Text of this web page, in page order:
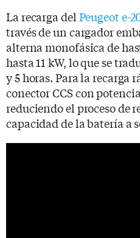
La recarga del Peugeot e-
través de un cargador
alterna monofásica de
hasta 11 kW, lo que se
y 5 horas. Para la recarga
conector CCS con
reduciendo el proceso de
capacidad de la batería a